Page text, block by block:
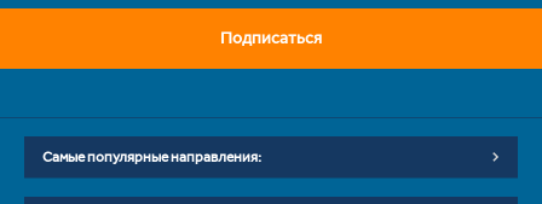
Подписаться
Самые популярные направления: